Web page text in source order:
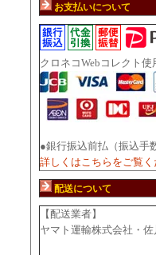
お支払いについて
クロネコWebコレクト
●銀行振込前払（振込手
詳しくはこちらをご覧く
配送について
【配送業者】
ヤマト運輸株式会社・